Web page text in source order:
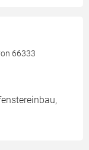
66333